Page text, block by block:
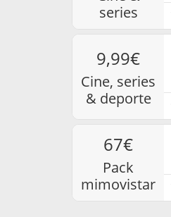
series
9,99€
cine, series
& deporte
67€
pack
mimovistar